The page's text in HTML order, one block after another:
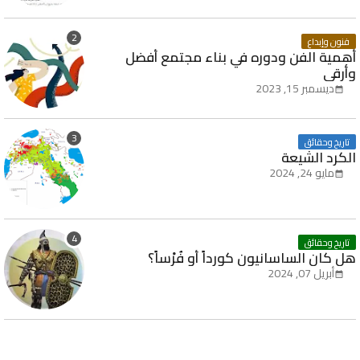
فنون وإبداع
أهمية الفن ودوره في بناء مجتمع أفضل
وأرقى
ديسمبر 15, 2023
تاريخ وحقائق
الكرد الشيعة
مايو 24, 2024
تاريخ وحقائق
هل كان الساسانيون كورداً أو فُرْساً؟
أبريل 07, 2024